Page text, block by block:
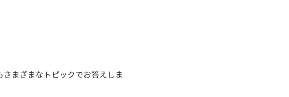
まざまなトピックでお答えしま